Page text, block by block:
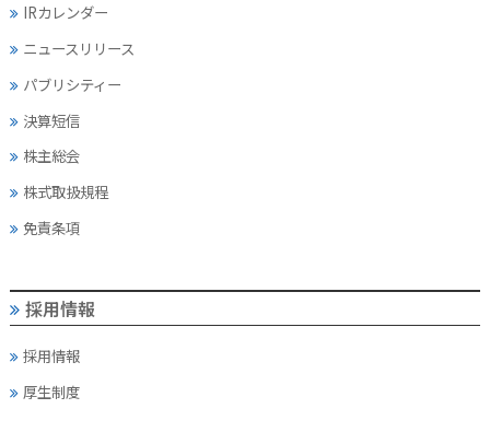
IRカレンダー
ニュースリリース
パブリシティー
決算短信
株主総会
株式取扱規程
免責条項
採用情報
採用情報
厚生制度